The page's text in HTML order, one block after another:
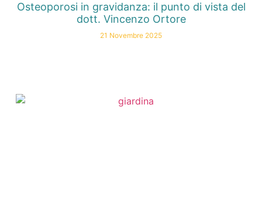
Osteoporosi in gravidanza: il punto di vista del
dott. Vincenzo Ortore
21 Novembre 2025